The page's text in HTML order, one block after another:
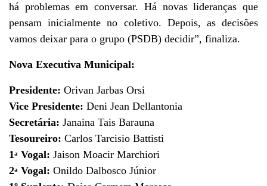
há problemas em conversar. Há novas lideranças que
pensam inicialmente no coletivo. Depois, as decisões
vamos deixar para o grupo (PSDB) decidir”, finaliza.
Nova Executiva Municipal:
Presidente: Orivan Jarbas Orsi
Vice Presidente: Deni Jean Dellantonia
Secretária: Janaina Tais Barauna
Tesoureiro: Carlos Tarcisio Battisti
1a Vogal: Jaison Moacir Marchiori
2a Vogal: Onildo Dalbosco Júnior